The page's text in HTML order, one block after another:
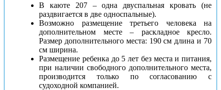
В каюте 207 – одна двуспальная кровать (не
раздвигается в две односпальные).
Возможно размещение третьего человека на
дополнительном месте – раскладное кресло.
Размер дополнительного места: 190 см длина и 70
см ширина.
Размещение ребенка до 5 лет без места и питания,
при наличии свободного дополнительного места,
производится только по согласованию с
судоходной компанией.